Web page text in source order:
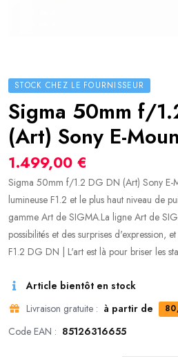
STOCK CHEZ LE FOURNISSEUR
Sigma 50mm f/
(Art) Sony E-
1.499,00 €
Sigma 50mm f/1.2 DG DN (Art) Sony E-
lumineuse F1.2 et le plus haut niveau de
gamme Art de SIGMA.La ligne Art de
possibilités et des surprises d'expression,
F1.2 DG DN | L'art est là pour briser les
Article bientôt en stock
Livraison gratuite : à partir de
Code EAN : 85126316655